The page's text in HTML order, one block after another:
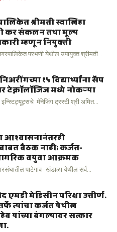
श्रीमती स्वालिहा
कर संकलन तथा मूल्य
म्हणून नियुक्ती
परभणी येथील उपायुक्त श्रीमती...
१५ विद्यार्थ्यांना सॅप
टेक्नॉलॉजिज मध्ये नोकऱ्या
मॅनेजिंग ट्रस्टी श्री अमित...
आश्वासनानंतरही
बैठक नाही; कर्जत-
वयुवा आक्रमक
पाटेगाव- खंडाळा येथील सर्व...
मेडिसीन परिक्षा उत्तीर्ण.
त्यांचा कर्जत येथील
यांच्या बंगल्यावर सत्कार